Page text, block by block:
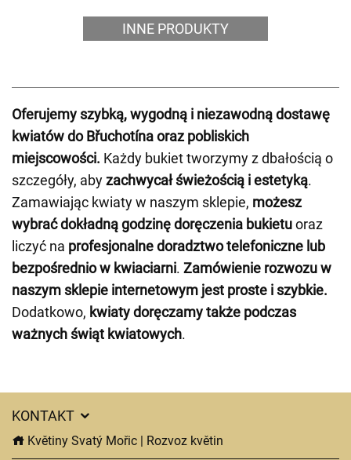
INNE PRODUKTY
Oferujemy szybką, wygodną i niezawodną dostawę
kwiatów do Břuchotína oraz pobliskich
miejscowości. Każdy bukiet tworzymy z dbałością o
szczegóły, abyzachwycał świeżością i estetyką.
Zamawiając kwiaty w naszym sklepie, możesz
wybrać dokładną godzinę doręczenia bukietuoraz
liczyć na profesjonalne doradztwo telefoniczne lub
bezpośrednio w kwiaciarni. Zamówienie rozwozu w
naszym sklepie internetowym jest proste i szybkie.
Dodatkowo, kwiaty doręczamy także podczas
ważnych świąt kwiatowych.
KONTAKT
Květiny Svatý Mořic | Rozvoz květin